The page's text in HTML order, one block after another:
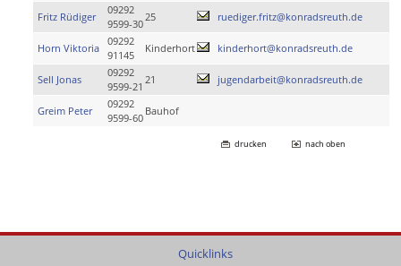
Fritz Rüdiger
09292
9599-30
25 ruediger.fritz@konradsreuth.de
Horn Viktoria
09292
91145
Kinderhort kinderhort@konradsreuth.de
Sell Jonas
09292
9599-21
21 jugendarbeit@konradsreuth.de
Greim Peter
09292
9599-60
Bauhof
drucken nach oben
Quicklinks